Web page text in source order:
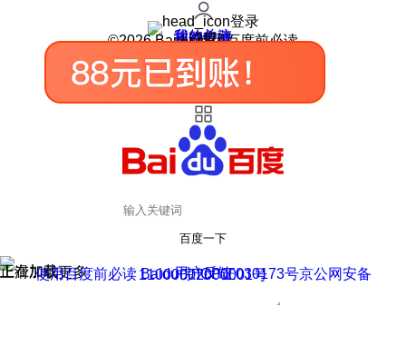
登录
我的关注
我的收藏
皮肤中心
用户反馈
设置
©2026 Baidu 使用百度前必读
百度一下
正在加载
上滑加载更多 用户反馈
使用百度前必读 Baidu 京ICP证030173号
京公网安备11000002000001号